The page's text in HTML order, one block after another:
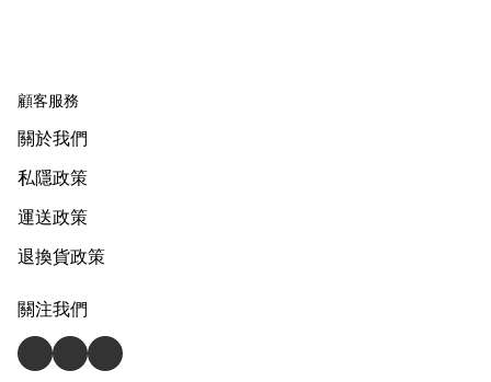
顧客服務
關於我們
私隱政策
運送政策
退換貨政策
關注我們